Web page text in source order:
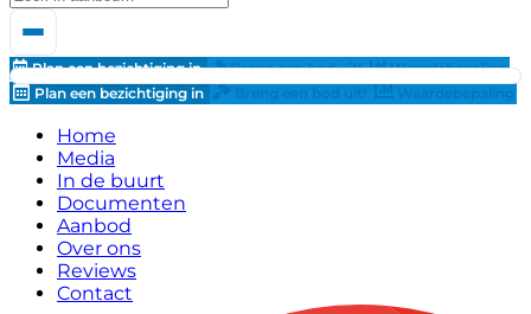
Plan een bezichtiging in Breng een bod uit!
Waardebepaling
Plan een bezichtiging in
Breng een bod uit! Waardebepaling
Home
Media
In de buurt
Documenten
Aanbod
Over ons
Reviews
Contact